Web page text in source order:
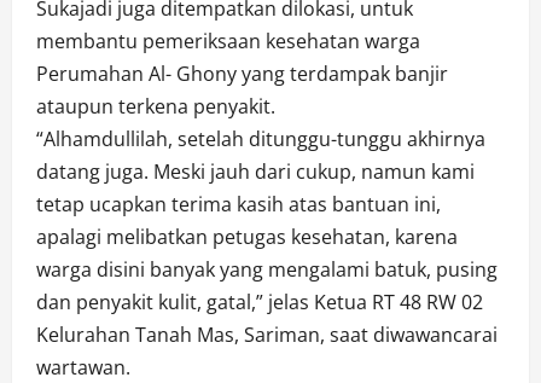
Sukajadi juga ditempatkan dilokasi, untuk
membantu pemeriksaan kesehatan warga
Perumahan Al- Ghony yang terdampak banjir
ataupun terkena penyakit.
“Alhamdullilah, setelah ditunggu-tunggu akhirnya
datang juga. Meski jauh dari cukup, namun kami
tetap ucapkan terima kasih atas bantuan ini,
apalagi melibatkan petugas kesehatan, karena
warga disini banyak yang mengalami batuk, pusing
dan penyakit kulit, gatal,” jelas Ketua RT 48 RW 02
Kelurahan Tanah Mas, Sariman, saat diwawancarai
wartawan.